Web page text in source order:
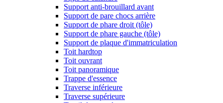
Support anti-brouillard avant
Support de pare chocs arrière
Support de phare droit (tôle)
Support de phare gauche (tôle)
Support de plaque d'immatriculation
Toit hardtop
Toit ouvrant
Toit panoramique
Trappe d'essence
Traverse inférieure
Traverse supérieure